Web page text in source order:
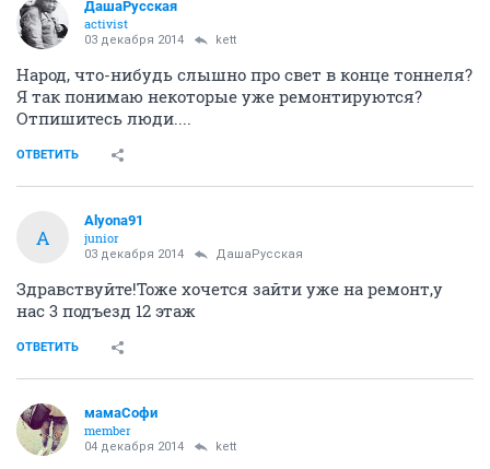
ДашаРусская
activist
03 декабря 2014 kett
Народ, что-нибудь слышно про свет в конце тоннеля?
Я так понимаю некоторые уже ремонтируются?
Отпишитесь люди....
ОТВЕТИТЬ
A
Alyona91
junior
03 декабря 2014 ДашаРусская
Здравствуйте!Тоже хочется зайти уже на ремонт,у
нас 3 подъезд 12 этаж
ОТВЕТИТЬ
мамаСофи
member
04 декабря 2014 kett